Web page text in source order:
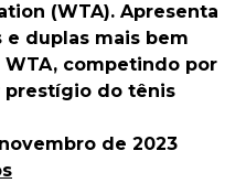
(WTA). Apresenta
duplas mais bem
competindo por
prestígio do tênis
de 2023